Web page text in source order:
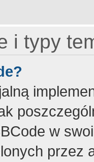
i typy
w
przez